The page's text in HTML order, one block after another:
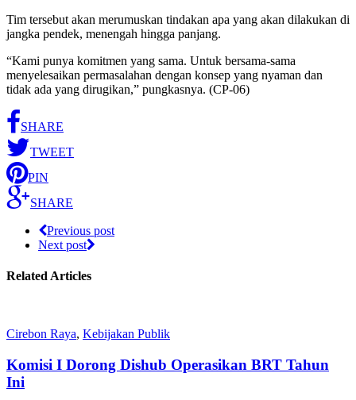
Tim tersebut akan merumuskan tindakan apa yang akan dilakukan di
jangka pendek, menengah hingga panjang.
“Kami punya komitmen yang sama. Untuk bersama-sama
menyelesaikan permasalahan dengan konsep yang nyaman dan
tidak ada yang dirugikan,” pungkasnya. (CP-06)
SHARE
TWEET
PIN
SHARE
Previous post
Next post
Related Articles
Cirebon Raya, Kebijakan Publik
Komisi I Dorong Dishub Operasikan BRT Tahun
Ini